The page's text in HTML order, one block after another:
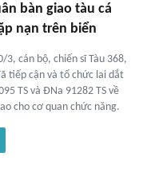
bàn giao tàu cá
nạn trên biển
3, cán bộ, chiến sĩ Tàu 368,
tiếp cận và tổ chức lai dắt
TS và ĐNa 91282 TS về
cho cơ quan chức năng.